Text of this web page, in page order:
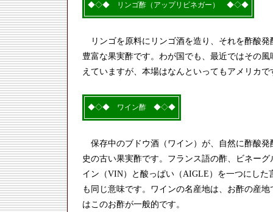
◆◇◆ リンゴ酢（アップリビネガー） ◆◇◆
リンゴを原料にリンゴ酒を造り、それを酢酸発
豊富な果実酢です。わが国でも、最近ではその
えていますが、本場はなんといってもアメリカで
◆◇◆ ワイン酢 ◆◇◆
保存中のブドウ酒（ワイン）が、自然に酢酸発
史の古い果実酢です。フランス語の酢、ビネー
イン（VIN）と酸っぱい（AIGLE）を一つにした
も同じ意味です。ワインの名産地は、お酢の産
はこのお酢が一般的です。